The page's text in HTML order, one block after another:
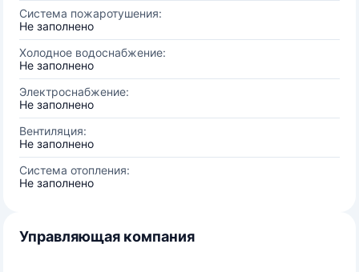
Система пожаротушения:
Не заполнено
Холодное водоснабжение:
Не заполнено
Электроснабжение:
Не заполнено
Вентиляция:
Не заполнено
Система отопления:
Не заполнено
Управляющая компания